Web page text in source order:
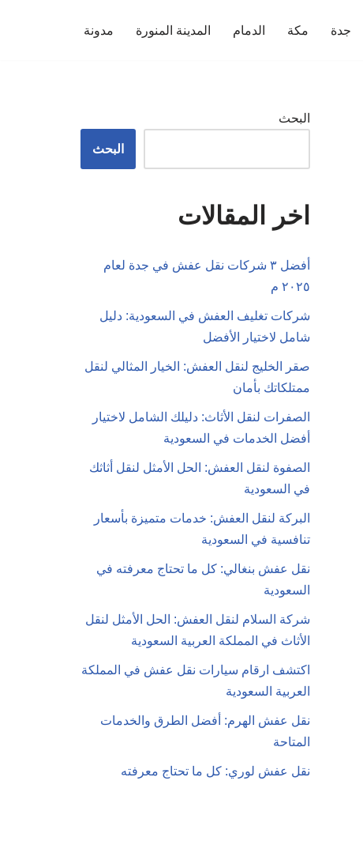
جدة مكة الدمام المدينة المنورة مدونة
البحث
البحث
اخر المقالات
أفضل ٣ شركات نقل عفش في جدة لعام
٢٠٢٥ م
شركات تغليف العفش في السعودية: دليل
شامل لاختيار الأفضل
صقر الخليج لنقل العفش: الخيار المثالي لنقل
ممتلكاتك بأمان
الصفرات لنقل الأثاث: دليلك الشامل لاختيار
أفضل الخدمات في السعودية
الصفوة لنقل العفش: الحل الأمثل لنقل أثاثك
في السعودية
البركة لنقل العفش: خدمات متميزة بأسعار
تنافسية في السعودية
نقل عفش بنغالي: كل ما تحتاج معرفته في
السعودية
شركة السلام لنقل العفش: الحل الأمثل لنقل
الأثاث في المملكة العربية السعودية
اكتشف ارقام سيارات نقل عفش في المملكة
العربية السعودية
نقل عفش الهرم: أفضل الطرق والخدمات
المتاحة
نقل عفش لوري: كل ما تحتاج معرفته